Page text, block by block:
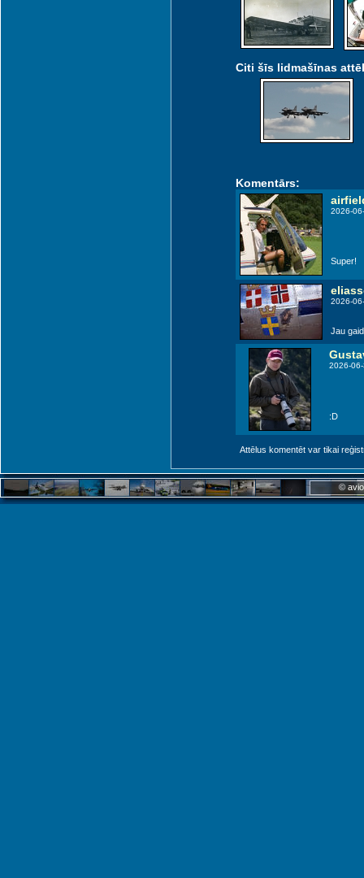
Citi šīs lidmašīnas
Komentārs:
2026-
Super!
2026-
Jau
2026-
:D
Attēlus komentēt var tikai
©